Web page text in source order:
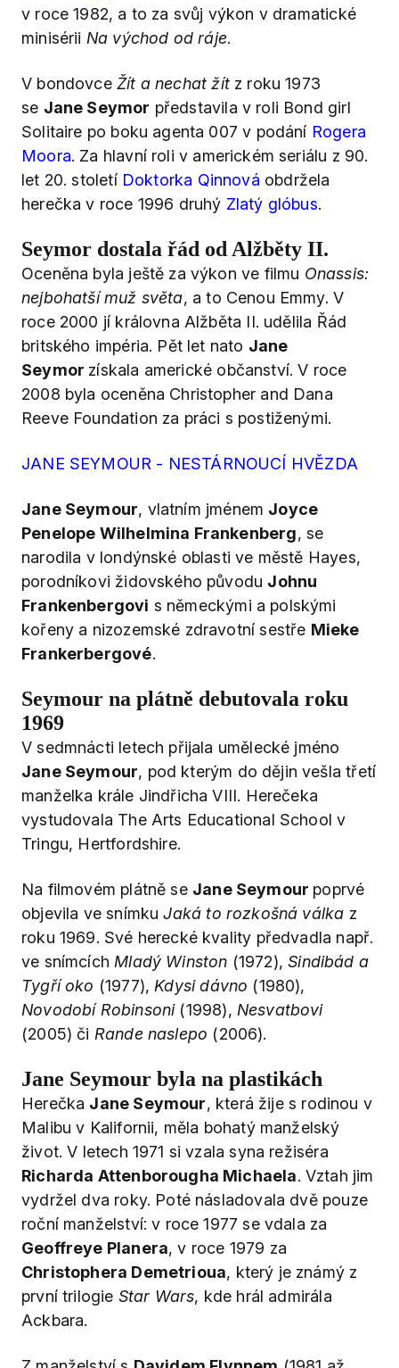
v roce 1982, a to za svůj výkon v dramatické
minisérii Na východ od ráje.
V bondovce Žít a nechat žítz roku 1973
se Jane Seymor představila v roli Bond girl
Solitaire po boku agenta 007 v podání Rogera
Moora. Za hlavní roli v americkém seriálu z 90.
let 20. století Doktorka Qinnová obdržela
herečka v roce 1996 druhý Zlatý glóbus.
Seymor dostala řád od Alžběty II.
Oceněna byla ještě za výkon ve filmu Onassis:
nejbohatší muž světa, a to Cenou Emmy. V
roce 2000 jí královna Alžběta II. udělila Řád
britského impéria. Pět let nato Jane
Seymor získala americké občanství. V roce
2008 byla oceněna Christopher and Dana
Reeve Foundation za práci s postiženými.
JANE SEYMOUR - NESTÁRNOUCÍ HVĚZDA
Jane Seymour, vlatním jménem Joyce
Penelope Wilhelmina Frankenberg, se
narodila v londýnské oblasti ve městě Hayes,
porodníkovi židovského původu Johnu
Frankenbergovi s německými a polskými
kořeny a nizozemské zdravotní sestře Mieke
Frankerbergové.
Seymour na plátně debutovala roku
1969
V sedmnácti letech přijala umělecké jméno
Jane Seymour, pod kterým do dějin vešla třetí
manželka krále Jindřicha VIII. Herečeka
vystudovala The Arts Educational School v
Tringu, Hertfordshire.
Na filmovém plátně se Jane Seymour poprvé
objevila ve snímkuJaká to rozkošná válka z
roku 1969. Své herecké kvality předvadla např.
ve snímcích Mladý Winston (1972),Sindibád a
Tygří oko (1977), Kdysi dávno (1980),
Novodobí Robinsoni(1998), Nesvatbovi
(2005) či Rande naslepo (2006).
Jane Seymour byla na plastikách
Herečka Jane Seymour, která žije s rodinou v
Malibu v Kalifornii, měla bohatý manželský
život. V letech 1971 si vzala syna režiséra
Richarda Attenborougha Michaela. Vztah jim
vydržel dva roky. Poté násladovala dvě pouze
roční manželství: v roce 1977 se vdala za
Geoffreye Planera, v roce 1979 za
Christophera Demetrioua, který je známý z
první trilogie Star Wars, kde hrál admirála
Ackbara.